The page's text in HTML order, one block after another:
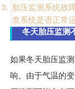
胎压监测系统故
查系统是否正常
冬天胎压监测
如果冬天胎压监
响。由于气温的